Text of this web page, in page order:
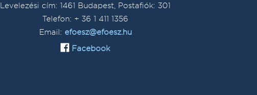
Levelezési cím: 1461 Budapest, Postafiók: 301
Telefon: + 36 1 411 1356
Email: efoesz@efoesz.hu
Facebook